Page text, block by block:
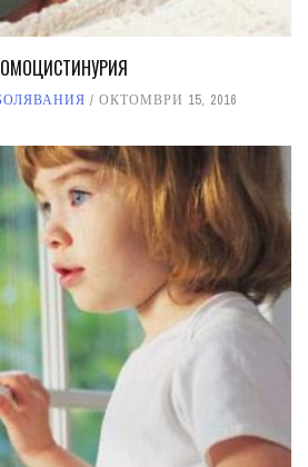
ОКТОМВРИ 15, 2016